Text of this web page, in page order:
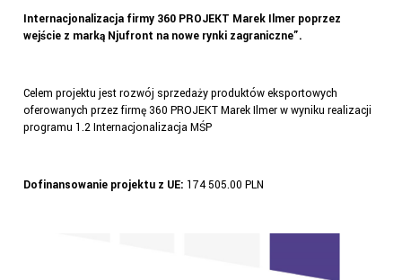
Internacjonalizacja firmy 360 PROJEKT Marek Ilmer poprzez
wejście z marką Njufront na nowe rynki zagraniczne”.
Celem projektu jest rozwój sprzedaży produktów eksportowych
oferowanych przez firmę 360 PROJEKT Marek Ilmer w wyniku realizacji
programu 1.2 Internacjonalizacja MŚP
Dofinansowanie projektu z UE: 174 505.00 PLN